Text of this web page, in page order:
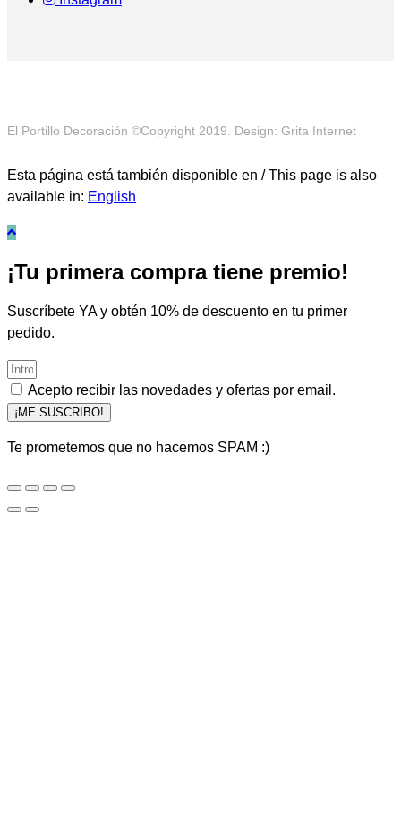
El Portillo Decoración ©Copyright 2019. Design: Grita Internet
Esta página está también disponible en / This page is also
available in: English
¡Tu primera compra tiene premio!
Suscríbete YA y obtén 10% de descuento en tu primer
pedido.
Acepto recibir las novedades y ofertas por email.
¡ME SUSCRIBO!
Te prometemos que no hacemos SPAM :)